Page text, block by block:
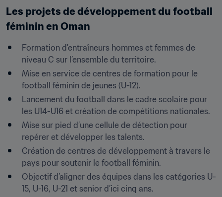
Les projets de développement du football
féminin en Oman
Formation d'entraîneurs hommes et femmes de
niveau C sur l’ensemble du territoire.
Mise en service de centres de formation pour le
football féminin de jeunes (U-12).
Lancement du football dans le cadre scolaire pour
les U14-U16 et création de compétitions nationales.
Mise sur pied d’une cellule de détection pour
repérer et développer les talents.
Création de centres de développement à travers le
pays pour soutenir le football féminin.
Objectif d’aligner des équipes dans les catégories U-
15, U-16, U-21 et senior d’ici cinq ans.